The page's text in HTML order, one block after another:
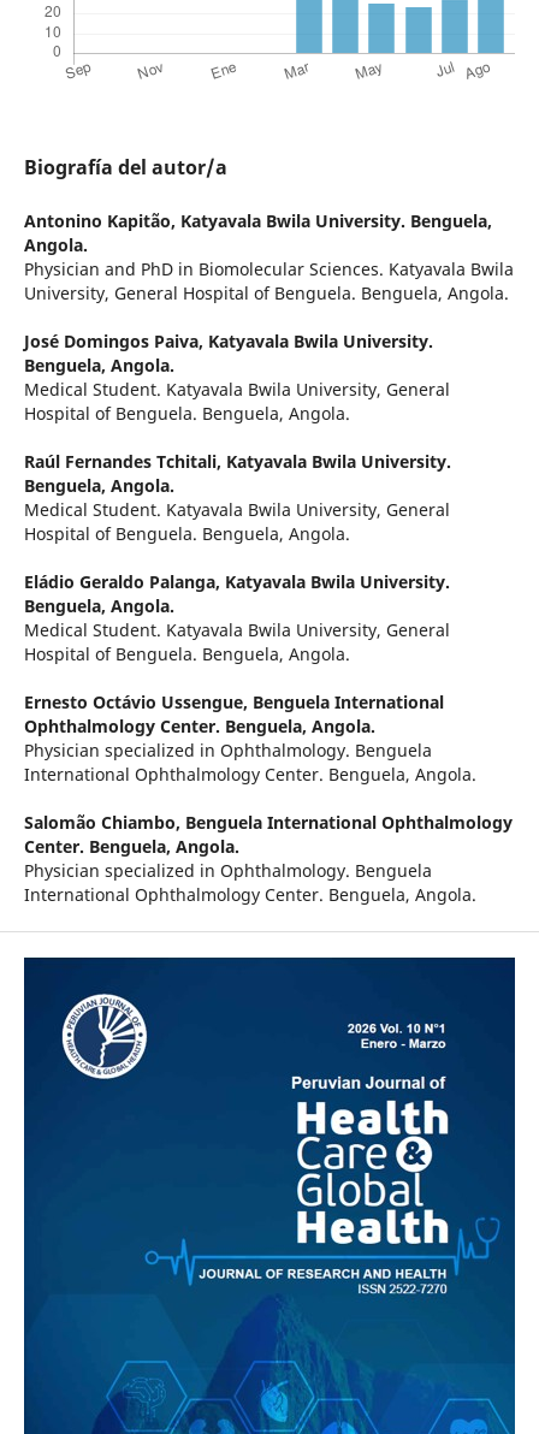
Biografía del autor/a
Antonino Kapitão, Katyavala Bwila University. Benguela,
Angola.
Physician and PhD in Biomolecular Sciences. Katyavala Bwila
University, General Hospital of Benguela. Benguela, Angola.
José Domingos Paiva, Katyavala Bwila University.
Benguela, Angola.
Medical Student. Katyavala Bwila University, General
Hospital of Benguela. Benguela, Angola.
Raúl Fernandes Tchitali, Katyavala Bwila University.
Benguela, Angola.
Medical Student. Katyavala Bwila University, General
Hospital of Benguela. Benguela, Angola.
Eládio Geraldo Palanga, Katyavala Bwila University.
Benguela, Angola.
Medical Student. Katyavala Bwila University, General
Hospital of Benguela. Benguela, Angola.
Ernesto Octávio Ussengue, Benguela International
Ophthalmology Center. Benguela, Angola.
Physician specialized in Ophthalmology. Benguela
International Ophthalmology Center. Benguela, Angola.
Salomão Chiambo, Benguela International Ophthalmology
Center. Benguela, Angola.
Physician specialized in Ophthalmology. Benguela
International Ophthalmology Center. Benguela, Angola.